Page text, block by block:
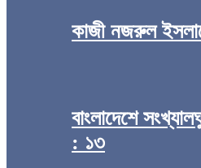
কাজী নজরুল
বাংলাদেশে
: ১৩